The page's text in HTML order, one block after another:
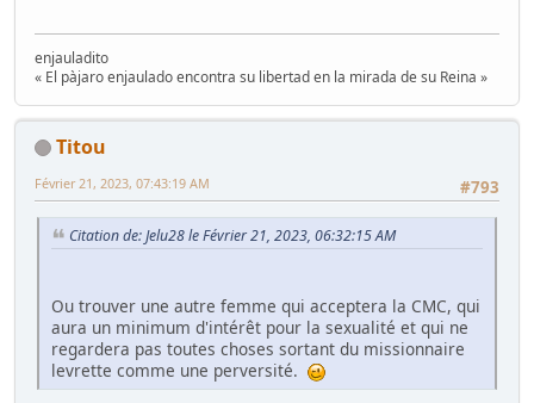
enjauladito
« El pàjaro enjaulado encontra su libertad en la mirada de su Reina »
Titou
#793
Février 21, 2023, 07:43:19 AM
Citation de: Jelu28 le Février 21, 2023, 06:32:15 AM
Ou trouver une autre femme qui acceptera la CMC, qui
aura un minimum d'intérêt pour la sexualité et qui ne
regardera pas toutes choses sortant du missionnaire
levrette comme une perversité.